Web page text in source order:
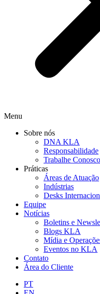
Menu
Sobre nós
DNA KLA
Responsabilidade
Trabalhe Conosco
Práticas
Áreas de Atuação
Indústrias
Desks
Equipe
Notícias
Boletins e
Blogs KLA
Mídia e
Eventos no KLA
Contato
Área do Cliente
PT